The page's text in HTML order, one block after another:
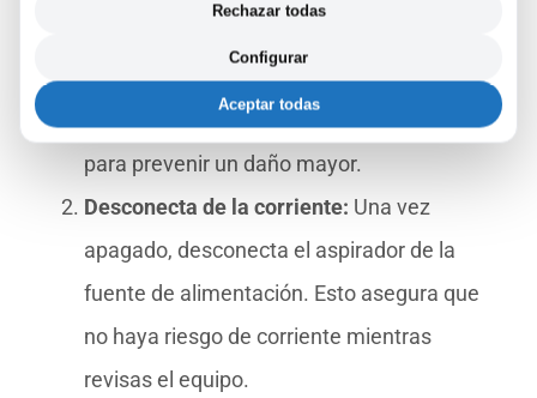
luz roja fija, lo primero que debes hacer es
apagar el dispositivo. Esto es fundamental
para prevenir un daño mayor.
Desconecta de la corriente: Una vez
apagado, desconecta el aspirador de la
fuente de alimentación. Esto asegura que
no haya riesgo de corriente mientras
revisas el equipo.
Rechazar todas
Configurar
Aceptar todas